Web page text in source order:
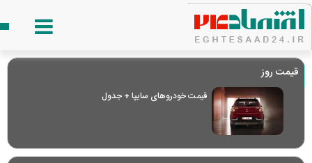
قیمت روز
قیمت خودرو‌های سایپا + جدول